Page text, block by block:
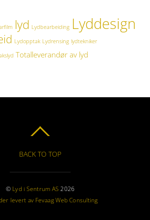
lyd Lydbearbeiding Lyddesign
Lydopptak Lydrensing lydtekniker
Totalleverandør av lyd
BACK TO TOP
© Lyd i Sentrum AS 2026
levert av Fevaag Web Consulting